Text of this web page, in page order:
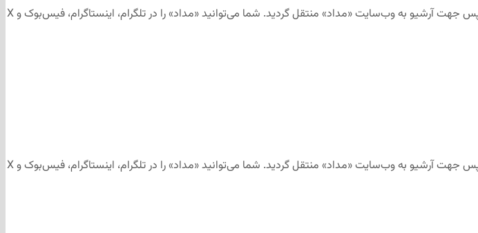
این مطلب برای رسانه‌های اجتماعی «مداد» تهیه و ابتدا در کانال تلگرامی «مداد» به آدرس منتشر شد و سپس جهت آرشیو به وب‌سایت «مداد» منتقل گردید. شما می‌توانید «مداد» را در تلگرام، اینستاگرام، فیس‌بوک و X
این مطلب برای رسانه‌های اجتماعی «مداد» تهیه و ابتدا در کانال تلگرامی «مداد» به آدرس منتشر شد و سپس جهت آرشیو به وب‌سایت «مداد» منتقل گردید. شما می‌توانید «مداد» را در تلگرام، اینستاگرام، فیس‌بوک و X